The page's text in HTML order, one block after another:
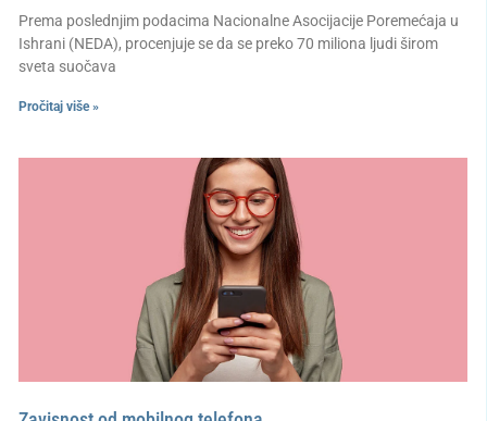
Prema poslednjim podacima Nacionalne Asocijacije Poremećaja u
Ishrani (NEDA), procenjuje se da se preko 70 miliona ljudi širom
sveta suočava
Pročitaj više »